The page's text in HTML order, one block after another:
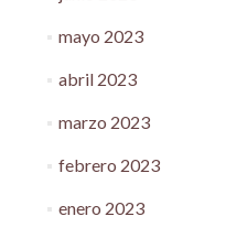
mayo 2023
abril 2023
marzo 2023
febrero 2023
enero 2023